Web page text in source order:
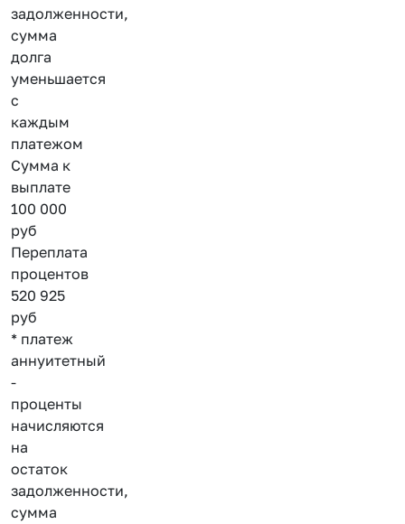
задолженности,
сумма
долга
уменьшается
с
каждым
платежом
Сумма к
выплате
100 000
руб
Переплата
процентов
520 925
руб
* платеж
аннуитетный
-
проценты
начисляются
на
остаток
задолженности,
сумма